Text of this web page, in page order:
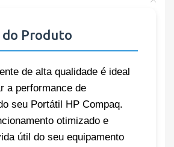
do Produto
de alta qualidade é ideal
a performance de
seu Portátil HP Compaq.
otimizado e
útil do seu equipamento